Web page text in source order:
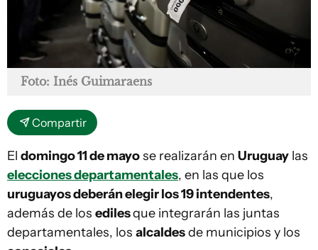
Foto: Inés Guimaraens
Compartir
El domingo 11 de mayose realizarán en Uruguay las
elecciones departamentales, en las que los
uruguayos deberán elegir los 19 intendentes,
además de los edilesque integrarán las juntas
departamentales, los alcaldesde municipios y los